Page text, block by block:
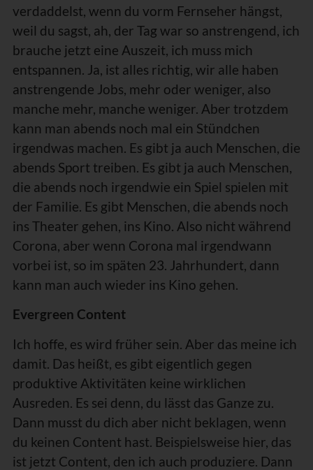
verdaddelst, wenn du vorm Fernseher hängst,
weil du sagst, ah, der Tag war so anstrengend, ich
brauche jetzt eine Auszeit, ich muss mich
entspannen. Ja, ist alles richtig, wir alle haben
anstrengende Jobs, mehr oder weniger, also
manche mehr, manche weniger. Aber trotzdem
kann man abends noch mal ein Stündchen
irgendwas machen. Es gibt ja auch Menschen, die
abends Sport treiben. Es gibt ja auch Menschen,
die abends noch irgendwie ein Spiel spielen mit
der Familie. Es gibt Menschen, die abends noch
ins Theater gehen, ins Kino. Also nicht während
Corona, aber wenn Corona mal irgendwann
vorbei ist, so im späten 23. Jahrhundert, dann
kann man auch wieder ins Kino gehen.
Evergreen Content
Ich hoffe, es wird früher sein. Aber das meine ich
damit. Das heißt, es gibt eigentlich gegen
produktive Aktivitäten keine wirklichen
Ausreden. Es sei denn, du lässt das Ganze zu.
Dann musst du dich aber nicht beklagen, wenn
du keinen Content hast. Beispielsweise hier, das
ist jetzt Content, den ich auch produziere. Dann